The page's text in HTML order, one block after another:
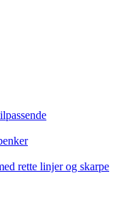
rette linjer og skarpe